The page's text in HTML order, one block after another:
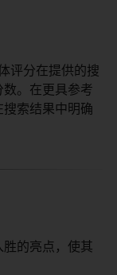
评分在提供的搜
。在更具参考
索结果中明确
胜的亮点，使其